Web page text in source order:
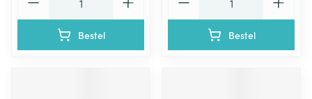
Bestel Bestel